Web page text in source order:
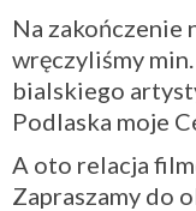
Na zakończenie
wręczyliśmy
bialskiego
Podlaska moje
A oto relacja
Zapraszamy do